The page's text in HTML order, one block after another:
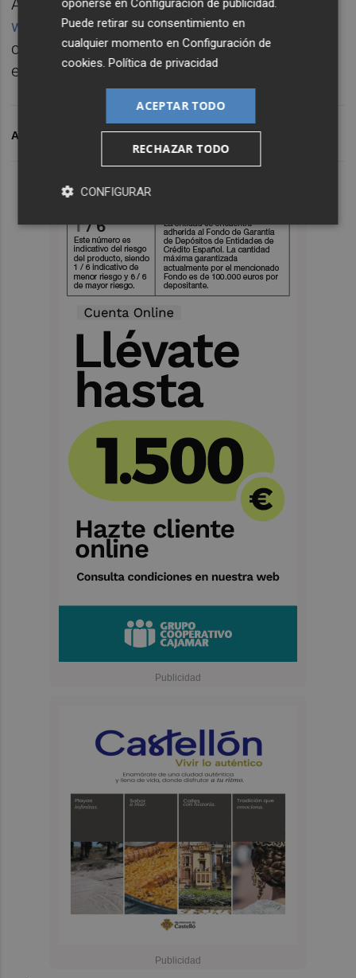
A través de la web
www.reciclarParaConserMar.es
conocer el desarrollo de la campaña y el día
en que el equipo visitará cada playa.
ARCHIVADO EN RESIDUOS BES
Puede retirar su consentimiento en
cualquier momento enConfiguración de
cookies .Política de privacidad
ACEPTAR TODO
RECHAZAR TODO
CONFIGURAR